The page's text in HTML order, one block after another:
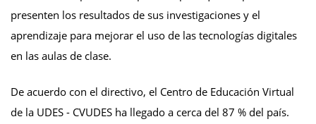
presenten los resultados de sus investigaciones y el
aprendizaje para mejorar el uso de las tecnologías digitales
en las aulas de clase.
De acuerdo con el directivo, el Centro de Educación Virtual
de la UDES - CVUDES ha llegado a cerca del 87 % del país.